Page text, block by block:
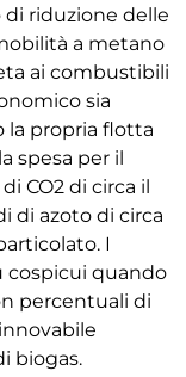
di riduzione delle
a metano
ai combustibili
sia
la propria flotta
spesa per il
CO2 di circa il
di azoto di circa
I
cospicui quando
percentuali di
biogas.